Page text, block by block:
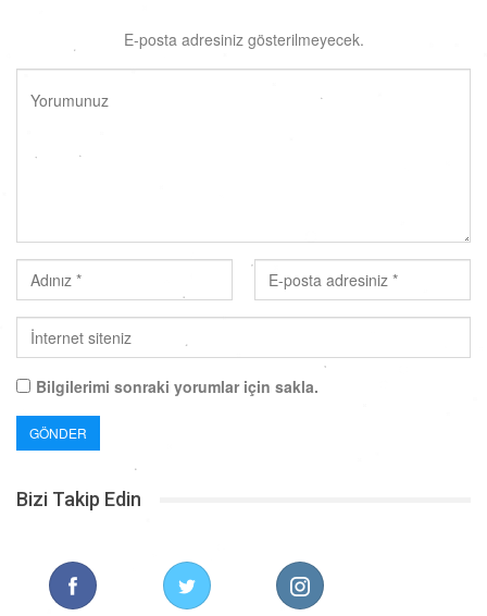
E-posta adresiniz gösterilmeyecek.
Bilgilerimi sonraki yorumlar için sakla.
Bizi Takip Edin